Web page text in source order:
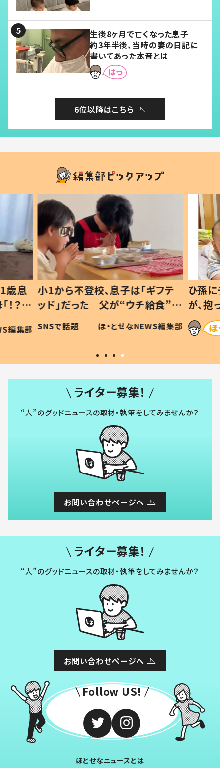
生後8ヶ月で亡くなった息子
約3年半後、当時の妻の日記に
書いてあった本音とは
6位以降はこちら
歳息
？」
編集部
小1から不登校、息子は「ギフテ
ッド」だった 父が“ウチ給食”を
作り続ける理由とは #令和の親
#令和の子
SNSで話題 ほ・とせなNEWS編集部
ひ孫
が、
「涙が
い」
ライター募集！
“人”のグッドニュースの取材・執筆をしてみませんか？
お問い合わせページへ
ライター募集！
“人”のグッドニュースの取材・執筆をしてみませんか？
お問い合わせページへ
Follow US!
ほとせなニュースとは